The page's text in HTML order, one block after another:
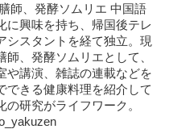
師、発酵ソムリエ 中国語
に興味を持ち、帰国後テレ
シスタントを経て独立。現
師、発酵ソムリエとして、
や講演、雑誌の連載などを
できる健康料理を紹介して
の研究がライフワーク。